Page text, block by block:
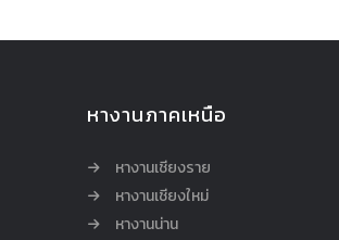
หางานภาคเหนือ
หางานเชียงราย
หางานเชียงใหม่
หางานน่าน